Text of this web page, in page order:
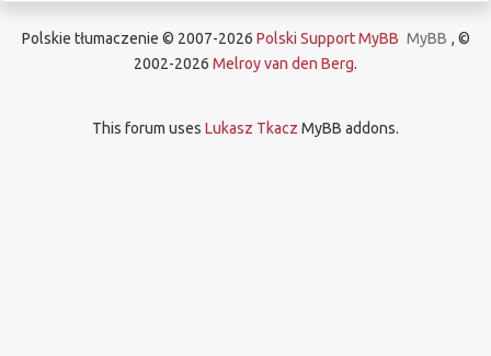
Polskie tłumaczenie © 2007-2026 Polski Support MyBB MyBB , ©
2002-2026 Melroy van den Berg.
This forum uses Lukasz Tkacz MyBB addons.